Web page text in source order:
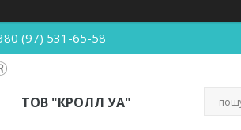
(97) 531-65-58
ТОВ "КРОЛЛ УА"